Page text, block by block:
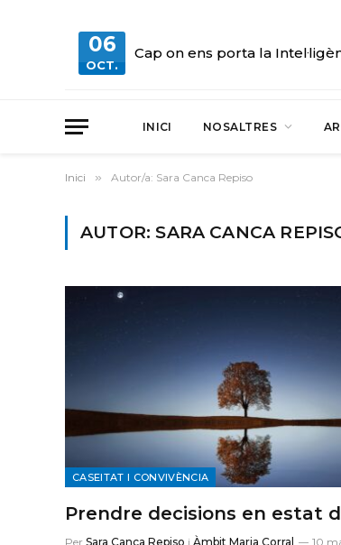
06
OCT.
Cap on ens porta la
INICI NOSALTRES
Inici » Autor/a: Sara Canca Repiso
AUTOR: SARA CANCA
CASEITAT I CONVIVÈNCIA
Prendre decisions en estat
Per Sara Canca Repiso i Àmbit Maria Corral 10